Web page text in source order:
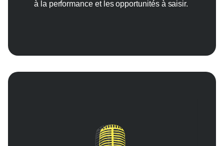
à la performance et les opportunités à saisir.